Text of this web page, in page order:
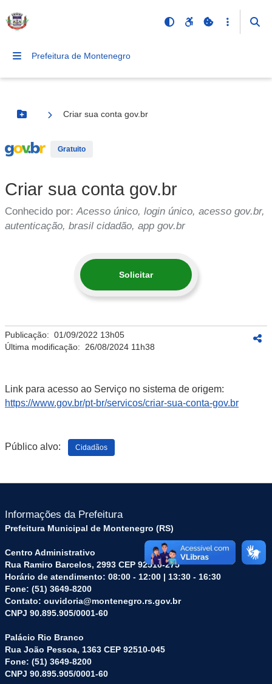
Prefeitura de Montenegro
Botão Menu
Criar sua conta gov.br
Serviço ExternoGratuito
Criar sua conta gov.br
Conhecido por:Acesso único, login único, acesso gov.br,
autenticação, brasil cidadão, app gov.br
Solicitar
Publicação: 01/09/2022 13h05
Última modificação: 26/08/2024 11h38
Link para acesso ao Serviço no sistema de origem:
https://www.gov.br/pt-br/servicos/criar-sua-conta-gov.br
Público alvo: Cidadãos
Informações da Prefeitura
Prefeitura Municipal de Montenegro (RS)
Centro Administrativo
Rua Ramiro Barcelos, 2993 CEP 92510-275
Horário de atendimento: 08:00 - 12:00 | 13:30 - 16:30
Fone: (51) 3649-8200
Contato: ouvidoria@montenegro.rs.gov.br
CNPJ 90.895.905/0001-60
Palácio Rio Branco
Rua João Pessoa, 1363 CEP 92510-045
Fone: (51) 3649-8200
CNPJ 90.895.905/0001-60